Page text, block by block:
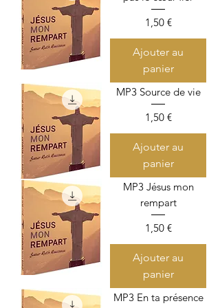
Prix
1,50 €
Ajouter au
panier
MP3 Source de vie
Prix
1,50 €
Ajouter au
panier
MP3 Jésus mon
rempart
Prix
1,50 €
Ajouter au
panier
MP3 En ta présence